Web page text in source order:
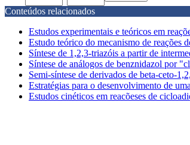
Conteúdos relacionados
Estudos experimentais e teóricos em
Estudo teórico do mecanismo de reações
Síntese de 1,2,3-triazóis a partir de
Síntese de análogos de benznidazol por
Semi-síntese de derivados de beta-ceto-
Estratégias para o desenvolvimento de
Estudos cinéticos em reacõeses de